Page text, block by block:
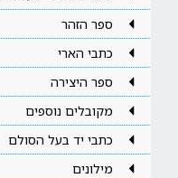
ספר הזהר
כתבי הארי
ספר היצירה
מקובלים נוספים
כתבי יד בעל הסולם
מילונים